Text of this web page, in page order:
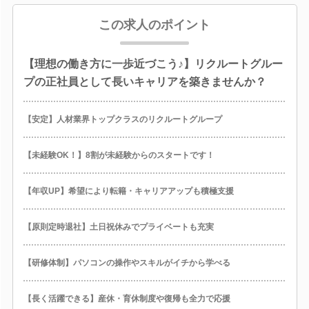
この求人のポイント
【理想の働き方に一歩近づこう♪】リクルートグルー
プの正社員として長いキャリアを築きませんか？
【安定】人材業界トップクラスのリクルートグループ
【未経験OK！】8割が未経験からのスタートです！
【年収UP】希望により転籍・キャリアアップも積極支援
【原則定時退社】土日祝休みでプライベートも充実
【研修体制】パソコンの操作やスキルがイチから学べる
【長く活躍できる】産休・育休制度や復帰も全力で応援